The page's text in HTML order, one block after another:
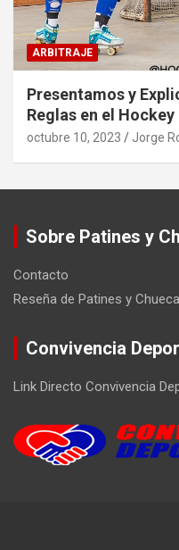
ARBITRAJE
Presentamos y
Reglas en el Hockey
octubre 10, 2023 Jorge
Sobre Patines y
Contacto
Reseña de Patines y
Convivencia
Link Directo Convivencia